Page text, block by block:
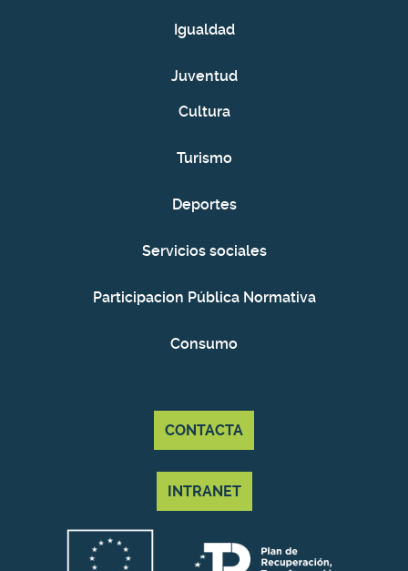
Igualdad
Juventud
Cultura
Turismo
Deportes
Servicios sociales
Participacion Pública Normativa
Consumo
CONTACTA
INTRANET